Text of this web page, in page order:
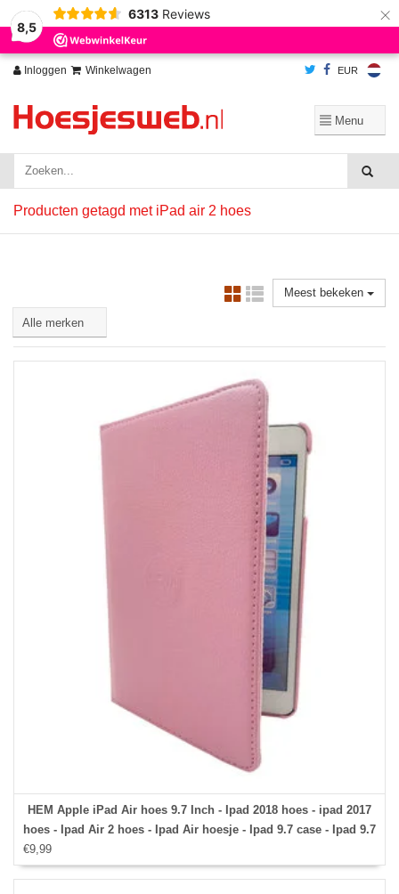
8,5
6313 Reviews ×
Inloggen Winkelwagen EUR
Producten getagd met iPad air 2 hoes
Meest bekeken
HEM Apple iPad Air hoes 9.7 Inch - Ipad 2018 hoes - ipad 2017
hoes - Ipad Air 2 hoes - Ipad Air hoesje - Ipad 9.7 case - Ipad 9.7
Autowake Draaibare Cover - Ipad hoes 2017/2018 - Licht Roze -
Gehele draaibare bescherming voor Ipad
€9,99
Wij slaan cookies op om onze website te verbeteren. Is dat akkoord?
Ja
Nee